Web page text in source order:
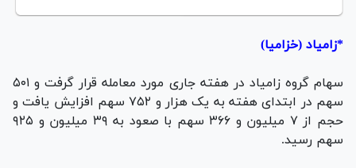
*زامیاد (خزامیا)
سهام گروه زامیاد در هفته جاری مورد معامله قرار گرفت و ۵۰۱
سهم در ابتدای هفته به یک هزار و ۷۵۲ سهم افزایش یافت و
حجم از ۷ میلیون و ۳۶۶ سهم با صعود به ۳۹ میلیون و ۹۲۵
سهم رسید.